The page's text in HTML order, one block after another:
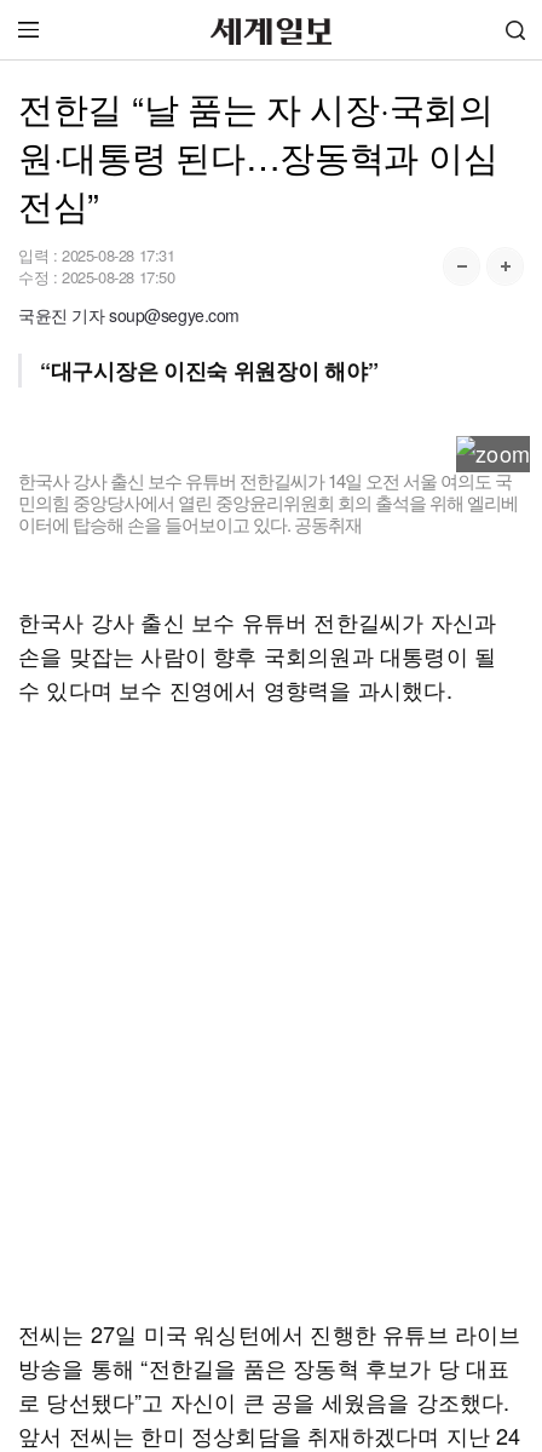
전한길 “날 품는 자 시장·국회의
원·대통령 된다…장동혁과 이심
전심”
입력 : 2025-08-28 17:31
수정 : 2025-08-28 17:50
국윤진 기자 soup@segye.com
“대구시장은 이진숙 위원장이 해야”
한국사 강사 출신 보수 유튜버 전한길씨가 14일 오전 서울 여의도 국
민의힘 중앙당사에서 열린 중앙윤리위원회 회의 출석을 위해 엘리베
이터에 탑승해 손을 들어보이고 있다. 공동취재
한국사 강사 출신 보수 유튜버 전한길씨가 자신과
손을 맞잡는 사람이 향후 국회의원과 대통령이 될
수 있다며 보수 진영에서 영향력을 과시했다.
전씨는 27일 미국 워싱턴에서 진행한 유튜브 라이브
방송을 통해 “전한길을 품은 장동혁 후보가 당 대표
로 당선됐다”고 자신이 큰 공을 세웠음을 강조했다.
앞서 전씨는 한미 정상회담을 취재하겠다며 지난 24